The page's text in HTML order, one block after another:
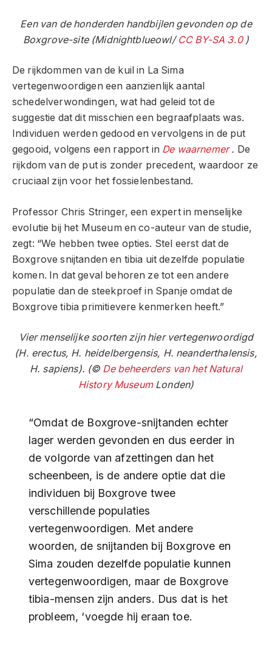
Een van de honderden handbijlen gevonden op de
Boxgrove-site (Midnightblueowl/ CC BY-SA 3.0 )
De rijkdommen van de kuil in La Sima
vertegenwoordigen een aanzienlijk aantal
schedelverwondingen, wat had geleid tot de
suggestie dat dit misschien een begraafplaats was.
Individuen werden gedood en vervolgens in de put
gegooid, volgens een rapport in De waarnemer. De
rijkdom van de put is zonder precedent, waardoor ze
cruciaal zijn voor het fossielenbestand.
Professor Chris Stringer, een expert in menselijke
evolutie bij het Museum en co-auteur van de studie,
zegt: “We hebben twee opties. Stel eerst dat de
Boxgrove snijtanden en tibia uit dezelfde populatie
komen. In dat geval behoren ze tot een andere
populatie dan de steekproef in Spanje omdat de
Boxgrove tibia primitievere kenmerken heeft.”
Vier menselijke soorten zijn hier vertegenwoordigd
(H. erectus, H. heidelbergensis, H. neanderthalensis,
H. sapiens). (© De beheerders van het Natural
History Museum Londen)
“Omdat de Boxgrove-snijtanden echter
lager werden gevonden en dus eerder in
de volgorde van afzettingen dan het
scheenbeen, is de andere optie dat die
individuen bij Boxgrove twee
verschillende populaties
vertegenwoordigen. Met andere
woorden, de snijtanden bij Boxgrove en
Sima zouden dezelfde populatie kunnen
vertegenwoordigen, maar de Boxgrove
tibia-mensen zijn anders. Dus dat is het
probleem, ‘voegde hij eraan toe.